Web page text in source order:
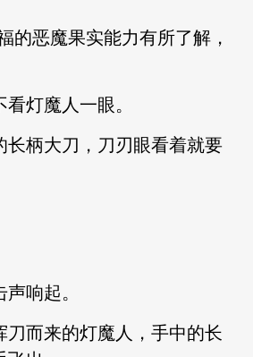
的恶魔果实能力有所了解，
灯魔人一眼。
长柄大刀，刀刃眼看着就要
响起。
刀而来的灯魔人，手中的长